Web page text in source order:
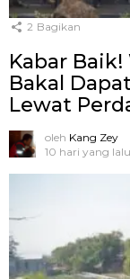
2 Bagikan
Kabar
Bakal
Lewat
oleh Kang Zey
10 hari yang lalu